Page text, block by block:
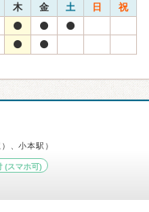
木 金 土 日 祝
、小本駅）
(スマホ可)